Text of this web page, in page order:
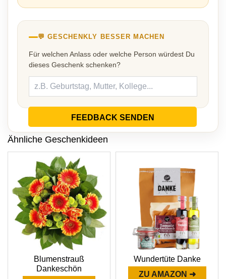
💬 GESCHENKLY BESSER MACHEN
Für welchen Anlass oder welche Person würdest Du
dieses Geschenk schenken?
FEEDBACK SENDEN
Ähnliche Geschenkideen
Blumenstrauß
Dankeschön
Wundertüte Danke
ZU AMAZON ➜